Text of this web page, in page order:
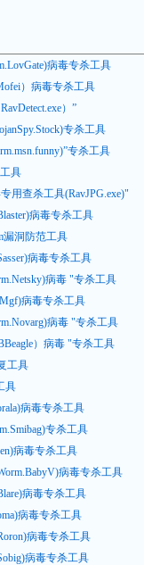
病毒专杀工具
）病毒专杀工具
）”
专杀工具
专杀工具
具
用查杀工具(RavJPG.exe)"
病毒专杀工具
漏洞防范工具
病毒专杀工具
病毒 "专杀工具
病毒专杀工具
病毒 "专杀工具
）病毒 "专杀工具
工具
具
病毒专杀工具
专杀工具
病毒专杀工具
病毒专杀工具
病毒专杀工具
病毒专杀工具
病毒专杀工具
病毒专杀工具